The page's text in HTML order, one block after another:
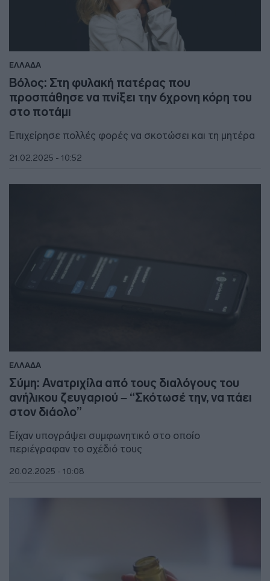
ΕΛΛΑΔΑ
Βόλος: Στη φυλακή πατέρας που
προσπάθησε να πνίξει την 6χρονη κόρη του
στο ποτάμι
Επιχείρησε πολλές φορές να σκοτώσει και τη μητέρα
21.02.2025 - 10:52
ΕΛΛΑΔΑ
Σύμη: Ανατριχίλα από τους διαλόγους του
ανήλικου ζευγαριού – “Σκότωσέ την, να πάει
στον διάολο”
Είχαν υπογράψει συμφωνητικό στο οποίο
περιέγραφαν το σχέδιό τους
20.02.2025 - 10:08